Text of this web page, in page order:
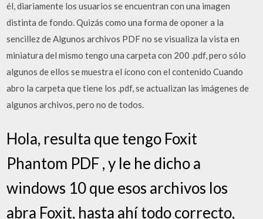
él, diariamente los usuarios se encuentran con una imagen
distinta de fondo. Quizás como una forma de oponer a la
sencillez de Algunos archivos PDF no se visualiza la vista en
miniatura del mismo tengo una carpeta con 200 .pdf, pero sólo
algunos de ellos se muestra el ícono con el contenido Cuando
abro la carpeta que tiene los .pdf, se actualizan las imágenes de
algunos archivos, pero no de todos.
Hola, resulta que tengo Foxit
Phantom PDF , y le he dicho a
windows 10 que esos archivos los
abra Foxit, hasta ahí todo correcto,